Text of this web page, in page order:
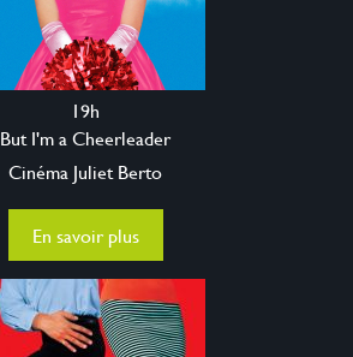
19h
But I'm a Cheerleader
Cinéma Juliet Berto
En savoir plus